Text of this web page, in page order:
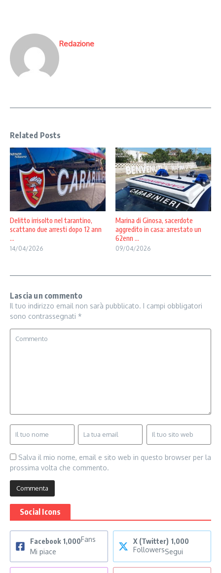
Redazione
Related Posts
Delitto irrisolto nel tarantino,
scattano due arresti dopo 12 ann
...
14/04/2026
Marina di Ginosa, sacerdote
aggredito in casa: arrestato un
62enn ...
09/04/2026
Lascia un commento
Il tuo indirizzo email non sarà pubblicato. I campi obbligatori
sono contrassegnati *
Salva il mio nome, email e sito web in questo browser per la
prossima volta che commento.
Social Icons
Facebook 1,000Fans
Mi piace
X (Twitter) 1,000
FollowersSegui